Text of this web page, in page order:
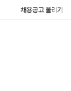
채용공고 올리기